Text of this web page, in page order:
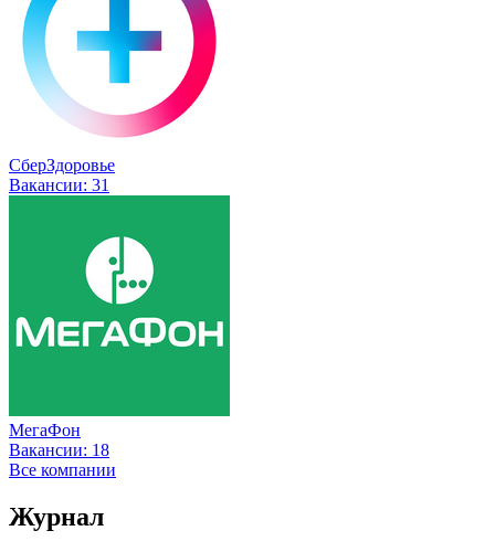
СберЗдоровье
Вакансии: 31
МегаФон
Вакансии: 18
Все компании
Журнал